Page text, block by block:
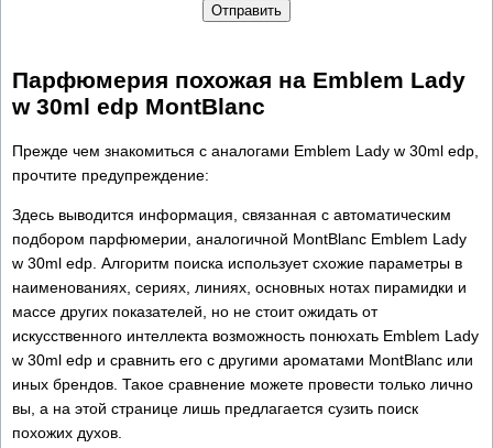
Отправить
Парфюмерия похожая на Emblem Lady
w 30ml edp MontBlanc
Прежде чем знакомиться с аналогами Emblem Lady w 30ml edp,
прочтите предупреждение:
Здесь выводится информация, связанная с автоматическим
подбором парфюмерии, аналогичной MontBlanc Emblem Lady
w 30ml edp. Алгоритм поиска использует схожие параметры в
наименованиях, сериях, линиях, основных нотах пирамидки и
массе других показателей, но не стоит ожидать от
искусственного интеллекта возможность понюхать Emblem Lady
w 30ml edp и сравнить его с другими ароматами MontBlanc или
иных брендов. Такое сравнение можете провести только лично
вы, а на этой странице лишь предлагается сузить поиск
похожих духов.